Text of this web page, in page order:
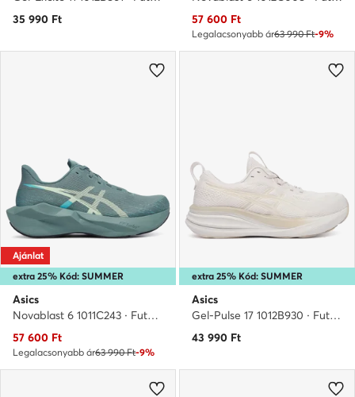
35 990 Ft
Aktuális ár
57 600 Ft
Legalacsonyabb ár63 990 Ft-9%
extra 25% Kód: SUMMER
Ajánlat
Asics
Novablast 6 1011C243 · Futócipő
Aktuális ár
57 600 Ft
Legalacsonyabb ár63 990 Ft-9%
extra 25% Kód: SUMMER
Asics
Gel-Pulse 17 1012B930 · Futócipő
43 990 Ft